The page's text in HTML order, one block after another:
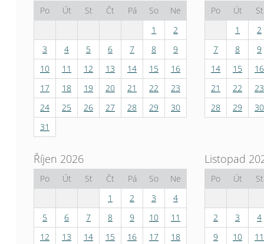
Po Út St Čt Pá So
Ne
1
2
3
4 5 6 7 8
9
10
11 12 13 14 15
16
17
18 19 20 21 22
23
24
25 26 27 28 29
30
31
Po Út
St
1
2
7
8
9
14
15
16
21
22
23
28
29 30
Říjen 2026
Po Út St Čt Pá So
Ne
1
2 3
4
5
6 7 8 9 10
11
12
13 14 15 16 17
18
Listopad
Po Út St
2 3
4
9
10
11